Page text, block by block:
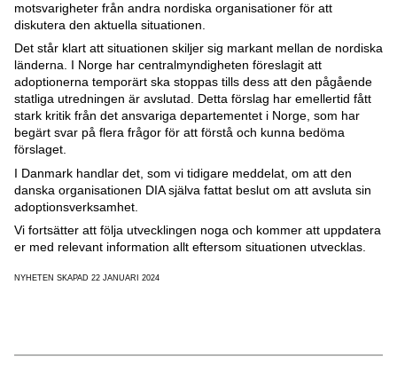
motsvarigheter från andra nordiska organisationer för att
diskutera den aktuella situationen.
Det står klart att situationen skiljer sig markant mellan de nordiska
länderna. I Norge har centralmyndigheten föreslagit att
adoptionerna temporärt ska stoppas tills dess att den pågående
statliga utredningen är avslutad. Detta förslag har emellertid fått
stark kritik från det ansvariga departementet i Norge, som har
begärt svar på flera frågor för att förstå och kunna bedöma
förslaget.
I Danmark handlar det, som vi tidigare meddelat, om att den
danska organisationen DIA själva fattat beslut om att avsluta sin
adoptionsverksamhet.
Vi fortsätter att följa utvecklingen noga och kommer att uppdatera
er med relevant information allt eftersom situationen utvecklas.
NYHETEN SKAPAD 22 JANUARI 2024